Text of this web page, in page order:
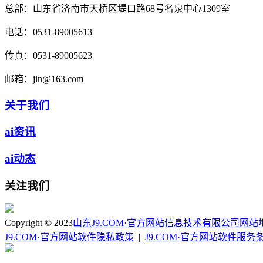
总部： 山东省济南市天桥区堤口路68号名泉中心1309室
电话： 0531-89005613
传真： 0531-89005623
邮箱： jin@163.com
关于我们
ai资讯
ai动态
关注我们
Copyright © 2023山东J9.COM·官方网站信息技术有限公司 网站
J9.COM·官方网站软件隐私政策
J9.COM·官方网站软件服务